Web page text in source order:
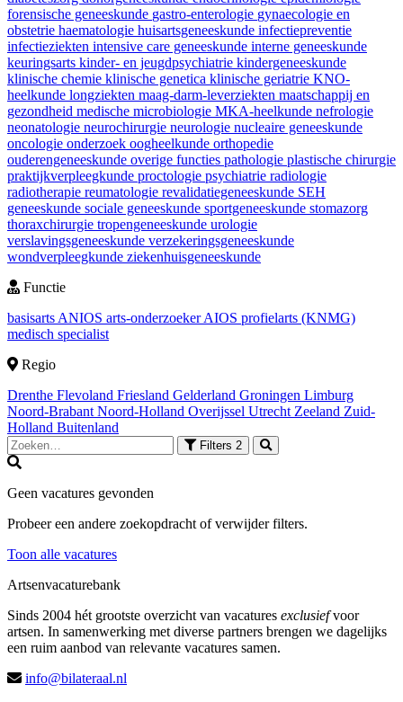
forensische geneeskunde gastro-enterologie gynaecologie en
obstetrie haematologie huisartsgeneeskunde infectiepreventie
infectieziekten intensive care geneeskunde interne geneeskunde
keuringsarts kinder- en jeugdpsychiatrie kindergeneeskunde
klinische chemie klinische genetica klinische geriatrie KNO-
heelkunde longziekten maag-darm-leverziekten maatschappij en
gezondheid medische microbiologie MKA-heelkunde nefrologie
neonatologie neurochirurgie neurologie nucleaire geneeskunde
oncologie onderzoek oogheelkunde orthopedie
ouderengeneeskunde overige functies pathologie plastische chirurgie
praktijkverpleegkunde proctologie psychiatrie radiologie
radiotherapie reumatologie revalidatiegeneeskunde SEH
geneeskunde sociale geneeskunde sportgeneeskunde stomazorg
thoraxchirurgie tropengeneeskunde urologie
verslavingsgeneeskunde verzekeringsgeneeskunde
wondverpleegkunde ziekenhuisgeneeskunde
Functie
basisarts ANIOS arts-onderzoekerAIOS profielarts (KNMG)
medisch specialist
Regio
Drenthe Flevoland Friesland Gelderland Groningen Limburg
Noord-Brabant Noord-Holland Overijssel Utrecht Zeeland Zuid-
Holland Buitenland
Filters 2
Geen vacatures gevonden
Probeer een andere zoekopdracht of verwijder filters.
Toon alle vacatures
Artsenvacaturebank
Sinds 2004 hét grootste overzicht van vacatures exclusiefvoor
artsen. In samenwerking met diverse partners brengen we dagelijks
een ruim aanbod van relevante vacatures samen.
info@bilateraal.nl